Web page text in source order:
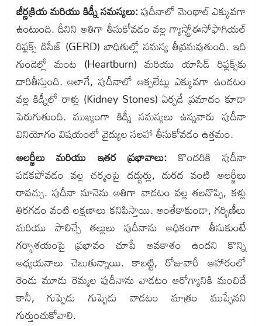
జీర్ణక్రియ మరియు కిడ్నీ సమస్యలు:పుదీనాలో మెంథాల్ ఎక్కువగా
ఉంటుంది. దీనిని అతిగా తీసుకోవడం వల్ల గ్యాస్ట్రోఈసోఫాగియల్
రిఫ్లక్స్ డిసీజ్ (GERD) బాధితుల్లో సమస్య తీవ్రమవుతుంది. ఇది
గుండెల్లో మంట (Heartburn) మరియు యాసిడ్ రిఫ్లక్స్‌కు
దారితీస్తుంది. అలాగే, పుదీనాలో ఆక్సలేట్లు ఎక్కువగా ఉండటం
వల్ల కిడ్నీలో రాళ్లు (Kidney Stones) ఏర్పడే ప్రమాదం కూడా
పెరుగుతుంది. ముఖ్యంగా కిడ్నీ సమస్యలు ఉన్నవారు పుదీనా
వినియోగం విషయంలో వైద్యుల సలహా తీసుకోవడం ఉత్తమం.
అలర్జీలు మరియు ఇతర ప్రభావాలు: కొందరికి పుదీనా
పడకపోవడం వల్ల చర్మంపై దద్దుర్లు, దురద వంటి అలర్జీలు
రావచ్చు. పుదీనా నూనెను అతిగా వాడటం వల్ల తలనొప్పి, కళ్లు
తిరగడం వంటి లక్షణాలు కనిపిస్తాయి. అంతేకాకుండా, గర్భిణీలు
మరియు పాలిచ్చే తల్లులు పుదీనాను అధికంగా తీసుకుంటే
గర్భాశయంపై ప్రభావం చూపే అవకాశం ఉందని కొన్ని
అధ్యయనాలు చెబుతున్నాయి. కాబట్టి, రోజువారీ ఆహారంలో
రెండు మూడు రెమ్మల పుదీనాను వాడటం ఆరోగ్యానికి మంచిదే
కానీ, గుప్పెడు గుప్పెడు వాడటం మాత్రం ముప్పేనని
గుర్తుంచుకోవాలి.